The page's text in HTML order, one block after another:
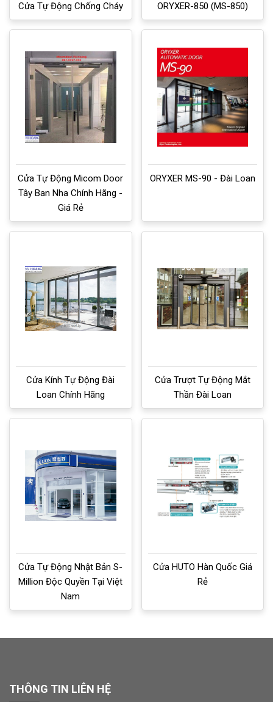
Cửa Tự Động Chống Cháy ORYXER-850 (MS-850)
Cửa Tự Động Micom Door
Tây Ban Nha Chính Hãng -
Giá Rẻ
ORYXER MS-90 - Đài Loan
Cửa Kính Tự Động Đài
Loan Chính Hãng
Cửa Trượt Tự Động Mắt
Thần Đài Loan
Cửa Tự Động Nhật Bản S-
Million Độc Quyền Tại Việt
Nam
Cửa HUTO Hàn Quốc Giá
Rẻ
THÔNG TIN LIÊN HỆ